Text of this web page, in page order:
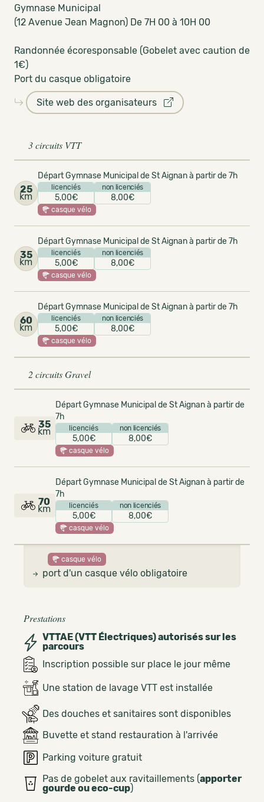
Gymnase Municipal
(12 Avenue Jean Magnon) De 7H 00 à 10H 00
Randonnée écoresponsable (Gobelet avec caution de
1€)
Port du casque obligatoire
Site web des organisateurs
3 circuits VTT
25
km
Départ Gymnase Municipal de St Aignan à partir de 7h
licenciés
5,00€
non licenciés
8,00€
casque vélo
35
km
Départ Gymnase Municipal de St Aignan à partir de 7h
licenciés
5,00€
non licenciés
8,00€
casque vélo
60
km
Départ Gymnase Municipal de St Aignan à partir de 7h
licenciés
5,00€
non licenciés
8,00€
casque vélo
2 circuits Gravel
35
km
Départ Gymnase Municipal de St Aignan à partir de
7h
licenciés
5,00€
non licenciés
8,00€
casque vélo
70
km
Départ Gymnase Municipal de St Aignan à partir de
7h
licenciés
5,00€
non licenciés
8,00€
casque vélo
casque vélo
port d'un casque vélo obligatoire
Prestations
VTTAE (VTT Électriques) autorisés sur les
parcours
Inscription possible sur place le jour même
Une station de lavage VTT est installée
Des douches et sanitaires sont disponibles
Buvette et stand restauration à l'arrivée
Parking voiture gratuit
Pas de gobelet aux ravitaillements (apporter
gourde ou eco-cup)